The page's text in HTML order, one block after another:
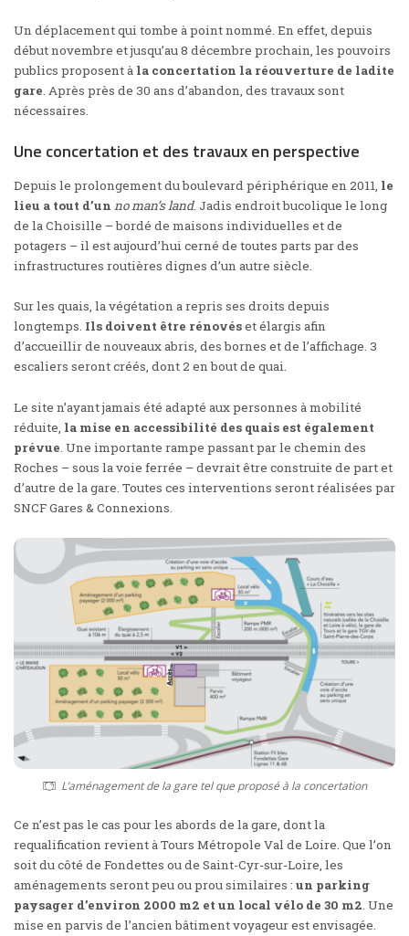
Un déplacement qui tombe à point nommé. En effet, depuis
début novembre et jusqu’au 8 décembre prochain, les pouvoirs
publics proposent à la concertation la réouverture de ladite
gare. Après près de 30 ans d’abandon, des travaux sont
nécessaires.
Une concertation et des travaux en perspective
Depuis le prolongement du boulevard périphérique en 2011, le
lieu a tout d’un no man’s land. Jadis endroit bucolique le long
de la Choisille – bordé de maisons individuelles et de
potagers – il est aujourd’hui cerné de toutes parts par des
infrastructures routières dignes d’un autre siècle.
Sur les quais, la végétation a repris ses droits depuis
longtemps. Ils doivent être rénovéset élargis afin
d’accueillir de nouveaux abris, des bornes et de l’affichage. 3
escaliers seront créés, dont 2 en bout de quai.
Le site n’ayant jamais été adapté aux personnes à mobilité
réduite, la mise en accessibilité des quais est également
prévue. Une importante rampe passant par le chemin des
Roches – sous la voie ferrée – devrait être construite de part et
d’autre de la gare. Toutes ces interventions seront réalisées par
SNCF Gares & Connexions.
L’aménagement de la gare tel que proposé à la concertation
Ce n’est pas le cas pour les abords de la gare, dont la
requalification revient à Tours Métropole Val de Loire. Que l’on
soit du côté de Fondettes ou de Saint-Cyr-sur-Loire, les
aménagements seront peu ou prou similaires : un parking
paysager d’environ 2000 m2 et un local vélo de 30 m2. Une
mise en parvis de l’ancien bâtiment voyageur est envisagée.